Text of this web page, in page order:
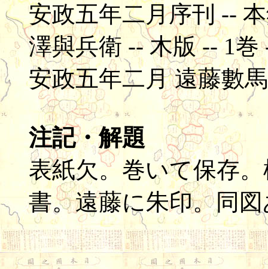
安政五年二月序刊 --
澤與兵衛 -- 木版 -- 1巻
安政五年二月 遠藤數
注記・解題
表紙欠。巻いて保存
書。遠藤に朱印。同